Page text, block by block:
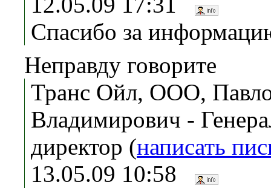
Спасибо за
Неправду говорите
Транс Ойл, ООО,
Владимирович -
директор (написать
13.05.09 10:58